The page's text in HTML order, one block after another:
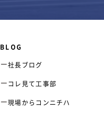
BLOG
社長ブログ
コレ見て工事部
現場からコンニチハ